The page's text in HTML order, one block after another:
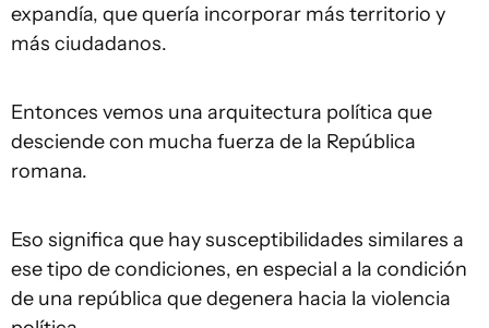
expandía, que quería incorporar más territorio y
más ciudadanos.
Entonces vemos una arquitectura política que
desciende con mucha fuerza de la República
romana.
Eso significa que hay susceptibilidades similares a
ese tipo de condiciones, en especial a la condición
de una república que degenera hacia la violencia